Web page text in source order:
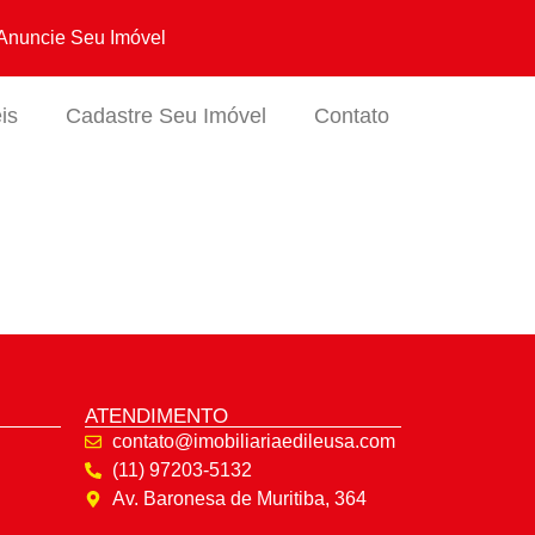
Seu Imóvel
Cadastre Seu Imóvel Contato
ATENDIMENTO
contato@imobiliariaedileusa.com
(11) 97203-5132
Av. Baronesa de Muritiba, 364